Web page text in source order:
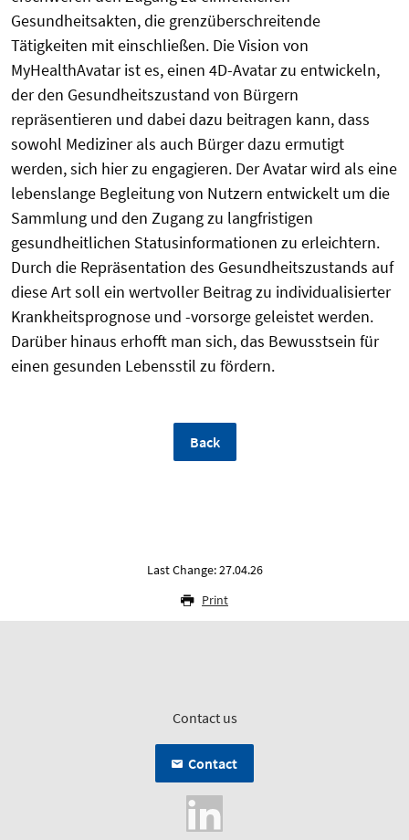
Gesundheitsakten, die grenzüberschreitende
Tätigkeiten mit einschließen. Die Vision von
MyHealthAvatar ist es, einen 4D-Avatar zu entwickeln,
der den Gesundheitszustand von Bürgern
repräsentieren und dabei dazu beitragen kann, dass
sowohl Mediziner als auch Bürger dazu ermutigt
werden, sich hier zu engagieren. Der Avatar wird als eine
lebenslange Begleitung von Nutzern entwickelt um die
Sammlung und den Zugang zu langfristigen
gesundheitlichen Statusinformationen zu erleichtern.
Durch die Repräsentation des Gesundheitszustands auf
diese Art soll ein wertvoller Beitrag zu individualisierter
Krankheitsprognose und -vorsorge geleistet werden.
Darüber hinaus erhofft man sich, das Bewusstsein für
einen gesunden Lebensstil zu fördern.
Back
Last Change: 27.04.26
Print
Contact us
Contact